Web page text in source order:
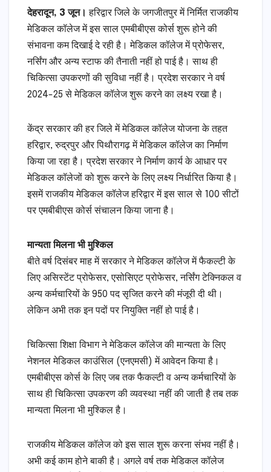
देहरादून, 3 जून। हरिद्वार जिले के जगजीतपुर में निर्मित राजकीय
मेडिकल कॉलेज में इस साल एमबीबीएस कोर्स शुरू होने की
संभावना कम दिखाई दे रही है। मेडिकल कॉलेज में प्रोफेसर,
नर्सिंग और अन्य स्टाफ की तैनाती नहीं हो पाई है। साथ ही
चिकित्सा उपकरणों की सुविधा नहीं है। प्रदेश सरकार ने वर्ष
2024-25 से मेडिकल कॉलेज शुरू करने का लक्ष्य रखा है।
केंद्र सरकार की हर जिले में मेडिकल कॉलेज योजना के तहत
हरिद्वार, रुद्रपुर और पिथौरागढ़ में मेडिकल कॉलेज का निर्माण
किया जा रहा है। प्रदेश सरकार ने निर्माण कार्य के आधार पर
मेडिकल कॉलेजों को शुरू करने के लिए लक्ष्य निर्धारित किया है।
इसमें राजकीय मेडिकल कॉलेज हरिद्वार में इस साल से 100 सीटों
पर एमबीबीएस कोर्स संचालन किया जाना है।
मान्यता मिलना भी मुश्किल
बीते वर्ष दिसंबर माह में सरकार ने मेडिकल कॉलेज में फैकल्टी के
लिए असिस्टेंट प्रोफेसर, एसोसिएट प्रोफेसर, नर्सिंग टेक्निकल व
अन्य कर्मचारियों के 950 पद सृजित करने की मंजूरी दी थी।
लेकिन अभी तक इन पदों पर नियुक्ति नहीं हो पाई है।
चिकित्सा शिक्षा विभाग ने मेडिकल कॉलेज की मान्यता के लिए
नेशनल मेडिकल काउंसिल (एनएमसी) में आवेदन किया है।
एमबीबीएस कोर्स के लिए जब तक फैकल्टी व अन्य कर्मचारियों के
साथ ही चिकित्सा उपकरण की व्यवस्था नहीं की जाती है तब तक
मान्यता मिलना भी मुश्किल है।
राजकीय मेडिकल कॉलेज को इस साल शुरू करना संभव नहीं है।
अभी कई काम होने बाकी है। अगले वर्ष तक मेडिकल कॉलेज